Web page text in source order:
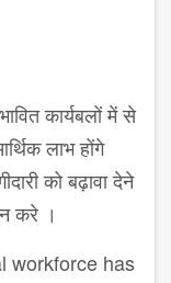
कार्यबलों में से
लाभ होंगे
को बढ़ावा देने
करे ।
workforce has